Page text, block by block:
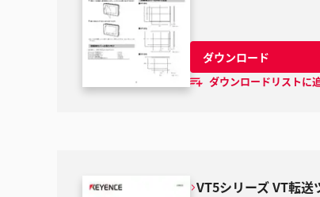
ダウンロード
ダウンロードリストに
VT5シリーズ VT転送